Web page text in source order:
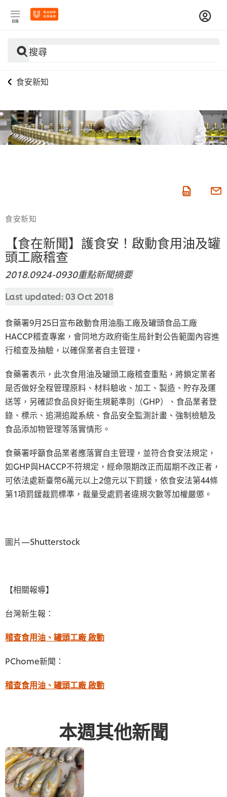
目錄
搜尋
食安新知
食安新知
【食在新聞】護食安！啟動食用油及罐
頭工廠稽查
2018.0924-0930重點新聞摘要
Last updated:03 Oct 2018
食藥署9月25日宣布啟動食用油脂工廠及罐頭食品工廠
HACCP稽查專案，會同地方政府衛生局針對公告範圍內容進
行稽查及抽驗，以確保業者自主管理，
食藥署表示，此次食用油及罐頭工廠稽查重點，將鎖定業者
是否做好全程管理原料、材料驗收、加工、製造、貯存及運
送等，另確認食品良好衛生規範準則（GHP）、食品業者登
錄、標示、追溯追蹤系統、食品安全監測計畫、強制檢驗及
食品添加物管理等落實情形。
食藥署呼籲食品業者應落實自主管理，並符合食安法規定，
如GHP與HACCP不符規定，經命限期改正而屆期不改正者，
可依法處新臺幣6萬元以上2億元以下罰鍰，依食安法第44條
第1項罰鍰裁罰標準，裁量受處罰者違規次數等加權嚴懲。
圖片—Shutterstock
【相關報導】
台灣新生報：
稽查食用油、罐頭工廠 啟動
PChome新聞：
稽查食用油、罐頭工廠 啟動
本週其他新聞